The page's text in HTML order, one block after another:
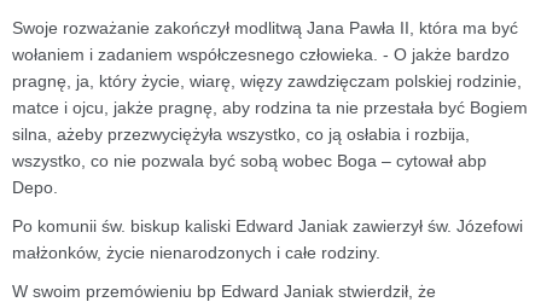
Swoje rozważanie zakończył modlitwą Jana Pawła II, która ma być
wołaniem i zadaniem współczesnego człowieka. - O jakże bardzo
pragnę, ja, który życie, wiarę, więzy zawdzięczam polskiej rodzinie,
matce i ojcu, jakże pragnę, aby rodzina ta nie przestała być Bogiem
silna, ażeby przezwyciężyła wszystko, co ją osłabia i rozbija,
wszystko, co nie pozwala być sobą wobec Boga – cytował abp
Depo.
Po komunii św. biskup kaliski Edward Janiak zawierzył św. Józefowi
małżonków, życie nienarodzonych i całe rodziny.
W swoim przemówieniu bp Edward Janiak stwierdził, że